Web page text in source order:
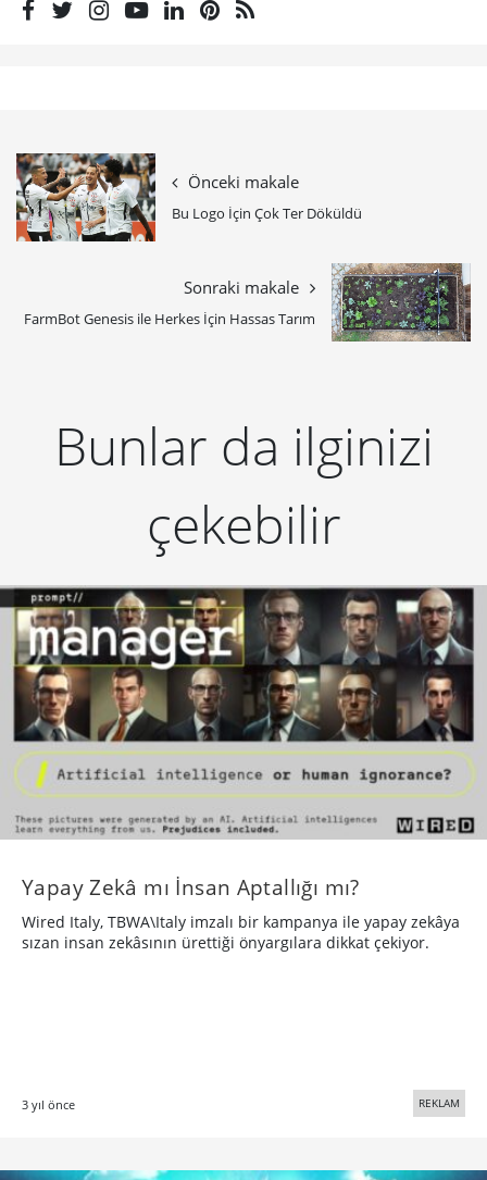
Önceki makale
Bu Logo İçin Çok Ter Döküldü
Sonraki makale
FarmBot Genesis ile Herkes İçin Hassas Tarım
Bunlar da ilginizi
çekebilir
Yapay Zekâ mı İnsan Aptallığı mı?
Wired Italy, TBWA\Italy imzalı bir kampanya ile yapay zekâya
sızan insan zekâsının ürettiği önyargılara dikkat çekiyor.
3 yıl önce REKLAM